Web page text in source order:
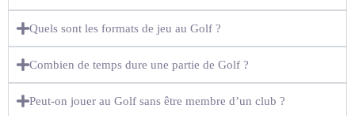
Quels sont les formats de jeu au Golf ?
Combien de temps dure une partie de Golf ?
Peut-on jouer au Golf sans être membre d’un club ?